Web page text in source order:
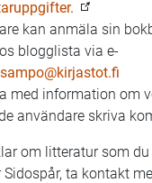
kan anmäla sin
blogglista via e-
med information om
användare skriva
om litteratur som
ta kontakt